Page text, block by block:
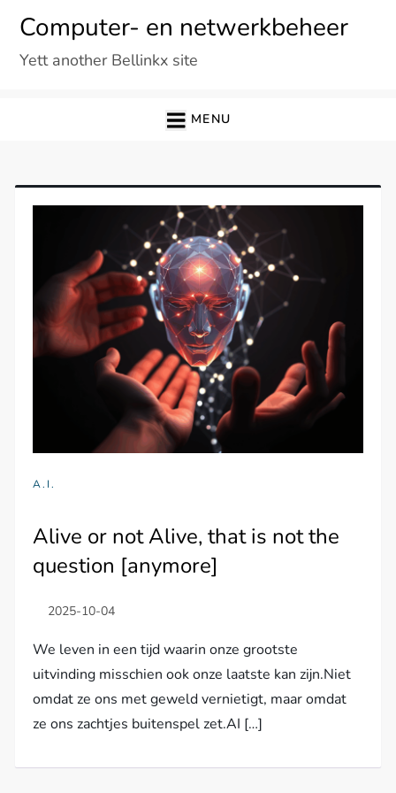
naarComputer- en netwerkbeheer
Yett another Bellinkx site
MENU
A.I.
Alive or not Alive, that is not the
question [anymore]
We leven in een tijd waarin onze grootste
uitvinding misschien ook onze laatste kan zijn.Niet
omdat ze ons met geweld vernietigt, maar omdat
ze ons zachtjes buitenspel zet.AI […]